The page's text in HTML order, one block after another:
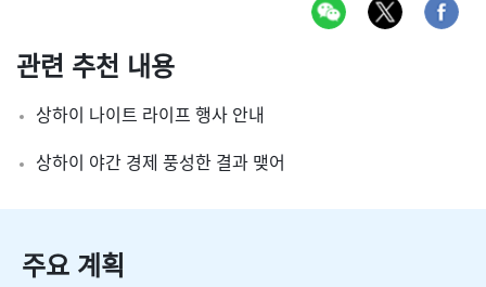
관련 추천 내용
상하이 나이트 라이프 행사 안내
상하이 야간 경제 풍성한 결과 맺어
주요 계획